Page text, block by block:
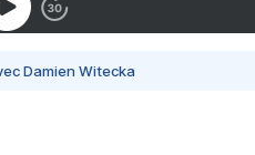
Damien Witecka